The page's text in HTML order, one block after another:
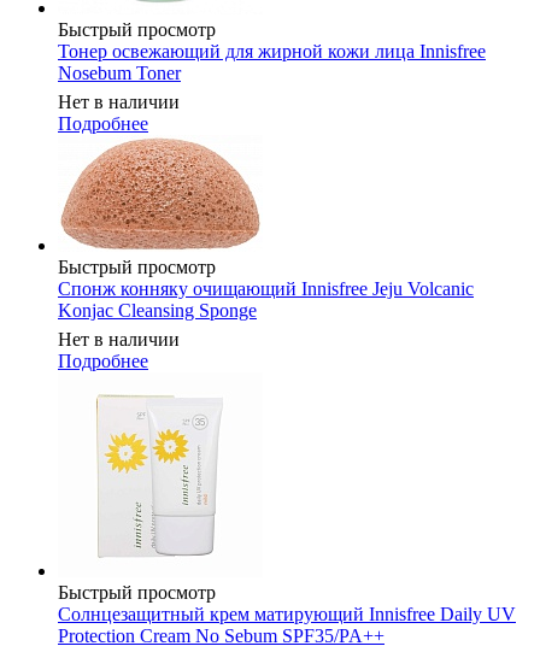
Быстрый просмотр
Тонер освежающий для жирной кожи лица Innisfree
Nosebum Toner
Нет в наличии
Подробнее
Быстрый просмотр
Спонж конняку очищающий Innisfree Jeju Volcanic
Konjac Cleansing Sponge
Нет в наличии
Подробнее
Быстрый просмотр
Солнцезащитный крем матирующий Innisfree Daily UV
Protection Cream No Sebum SPF35/PA++